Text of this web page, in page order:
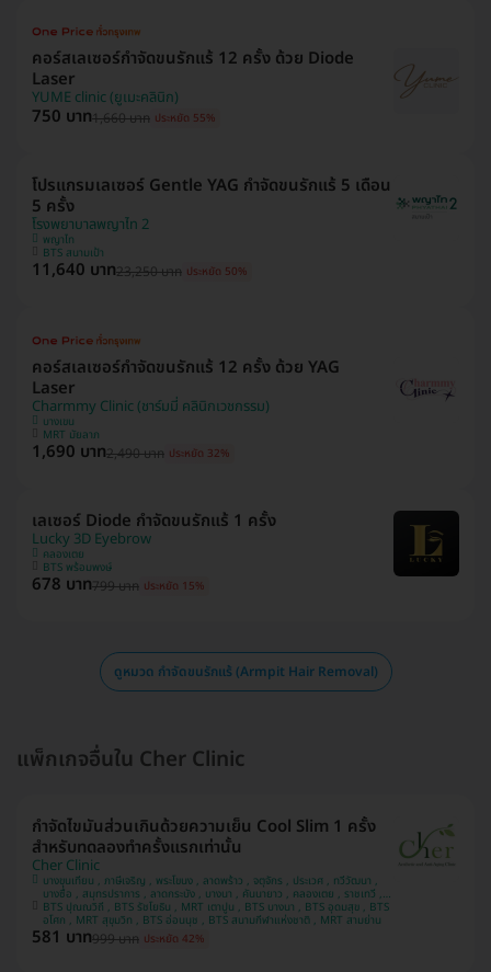
คอร์สเลเซอร์กำจัดขนรักแร้ 12 ครั้ง ด้วย Diode
Laser
YUME clinic (ยูเมะคลินิก)
750 บาท1,660 บาท ประหยัด 55%
โปรแกรมเลเซอร์ Gentle YAG กำจัดขนรักแร้ 5 เดือน
5 ครั้ง
โรงพยาบาลพญาไท 2
พญาไท
BTS สนามเป้า
11,640 บาท23,250 บาท ประหยัด 50%
คอร์สเลเซอร์กำจัดขนรักแร้ 12 ครั้ง ด้วย YAG
Laser
Charmmy Clinic (ชาร์มมี่ คลินิกเวชกรรม)
บางเขน
MRT มัยลาภ
1,690 บาท2,490 บาท ประหยัด 32%
เลเซอร์ Diode กำจัดขนรักแร้ 1 ครั้ง
Lucky 3D Eyebrow
คลองเตย
BTS พร้อมพงษ์
678 บาท799 บาท ประหยัด 15%
ดูหมวด กำจัดขนรักแร้ (Armpit Hair Removal)
แพ็กเกจอื่นใน Cher Clinic
กำจัดไขมันส่วนเกินด้วยความเย็น Cool Slim 1 ครั้ง
สำหรับทดลองทำครั้งแรกเท่านั้น
Cher Clinic
บางขุนเทียน , ภาษีเจริญ , พระโขนง , ลาดพร้าว , จตุจักร , ประเวศ , ทวีวัฒนา ,
บางซื่อ , สมุทรปราการ , ลาดกระบัง , บางนา , คันนายาว , คลองเตย , ราชเทวี ,
ปทุมวัน , บางแค
BTS ปุณณวิถี , BTS รัชโยธิน , MRT เตาปูน , BTS บางนา , BTS อุดมสุข , BTS
อโศก , MRT สุขุมวิท , BTS อ่อนนุช , BTS สนามกีฬาแห่งชาติ , MRT สามย่าน
581 บาท999 บาท ประหยัด 42%